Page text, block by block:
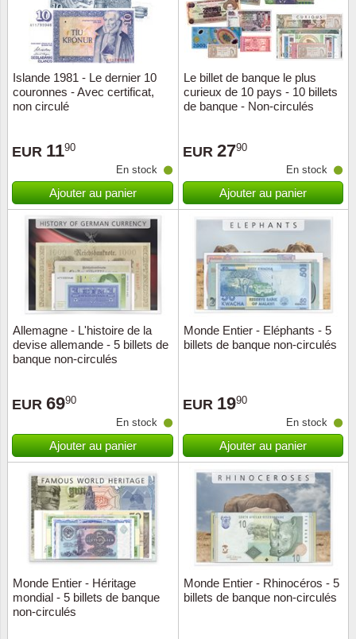
Islande 1981 - Le dernier 10
couronnes - Avec certificat,
non circulé
EUR 1190
En stock
Ajouter au panier
Le billet de banque le plus
curieux de 10 pays - 10 billets
de banque - Non-circulés
EUR 2790
En stock
Ajouter au panier
Allemagne - L'histoire de la
devise allemande - 5 billets de
banque non-circulés
EUR 6990
En stock
Ajouter au panier
Monde Entier - Eléphants - 5
billets de banque non-circulés
EUR 1990
En stock
Ajouter au panier
Monde Entier - Héritage
mondial - 5 billets de banque
non-circulés
Monde Entier - Rhinocéros - 5
billets de banque non-circulés
Irlande
Italie
Japon
Malte
Saint-
Sport